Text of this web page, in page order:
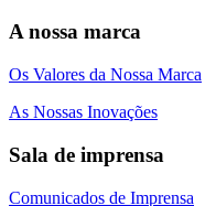
A nossa marca
Os Valores da Nossa Marca
As Nossas Inovações
Sala de imprensa
Comunicados de Imprensa